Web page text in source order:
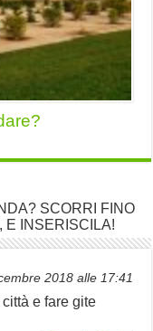
SCORRI FINO
E INSERISCILA!
2018 alle 17:41
e fare gite